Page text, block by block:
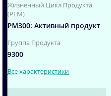
Жизненный Цикл Продукта
(PLM)
PM300: Активный продукт
Группа Продукта
9300
Все характеристики